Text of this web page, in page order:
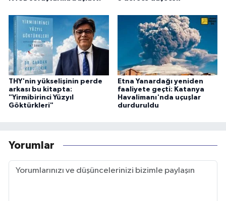
THY'nin yükselişinin perde
arkası bu kitapta:
"Yirmibirinci Yüzyıl
Göktürkleri"
Etna Yanardağı yeniden
faaliyete geçti: Katanya
Havalimanı'nda uçuşlar
durduruldu
Yorumlar